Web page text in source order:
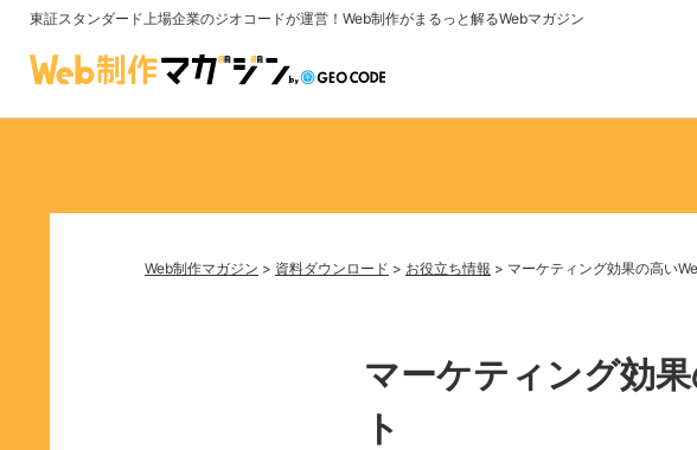
東証スタンダード上場企業のジオコードが運営！ Web制作がまるっと解るWebマガジン
Web制作マガジン > 資料ダウンロード > お役立ち情報 > マーケティング効果の高い
マーケティング効
ト